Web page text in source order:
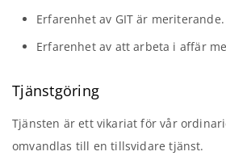
Erfarenhet av GIT är meriterande.
Erfarenhet av att arbeta i affär
Tjänstgöring
Tjänsten är ett vikariat för vår
omvandlas till en tillsvidare tjänst.